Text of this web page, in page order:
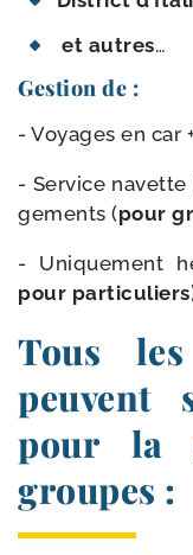
et autres…
Gestion de :
- Voyages en car
- Service
ge­ments (pour
- Uniquement
pour par­ti­cu­liers
Tous
peuvent
pour la
groupes :